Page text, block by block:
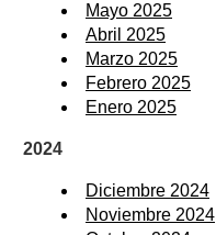
Mayo 2025
Abril 2025
Marzo 2025
Febrero 2025
Enero 2025
2024
Diciembre 2024
Noviembre 2024